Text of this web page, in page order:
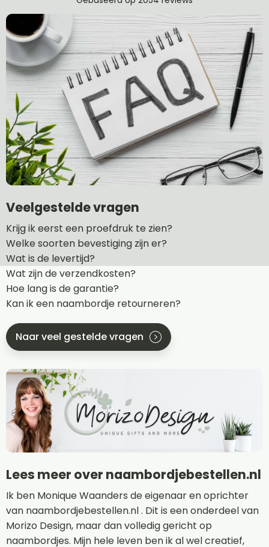
Veelgestelde vragen
Krijg ik eerst een proefdruk te zien?
Welke soorten bevestiging zijn er?
Wat is de levertijd?
Wat zijn de verzendkosten?
Hoe lang is de garantie?
Kan ik een naambordje retourneren?
Naar veel gestelde vragen
Lees meer over naambordjebestellen.nl
Ik ben Monique Waanders de eigenaar en oprichter
van naambordjebestellen.nl . Dit is een onderdeel van
Morizo Design, maar dan volledig gericht op
naambordjes. Mijn hele leven ben ik al wel creatief,